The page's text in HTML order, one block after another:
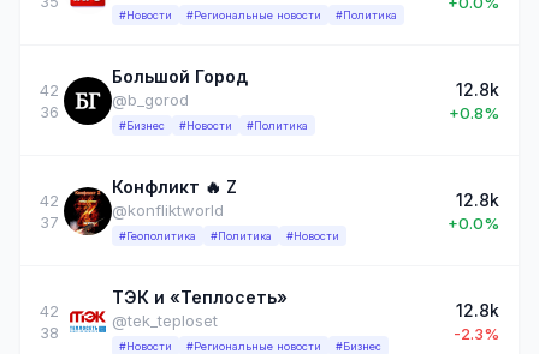
#Новости #Региональные новости #Политика
42
36
Большой Город
@b_gorod
#Бизнес #Новости #Политика
12.8k
+0.8%
42
37
Конфликт 🔥 Z
@konfliktworld
#Геополитика #Политика #Новости
12.8k
+0.0%
42
38
ТЭК и «Теплосеть»
@tek_teploset
#Новости #Региональные новости #Бизнес
12.8k
-2.3%